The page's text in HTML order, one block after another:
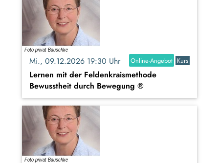
Mi., 09.12.2026 19:30 Uhr Online-Angebot Kurs
Lernen mit der Feldenkraismethode
Bewusstheit durch Bewegung ®